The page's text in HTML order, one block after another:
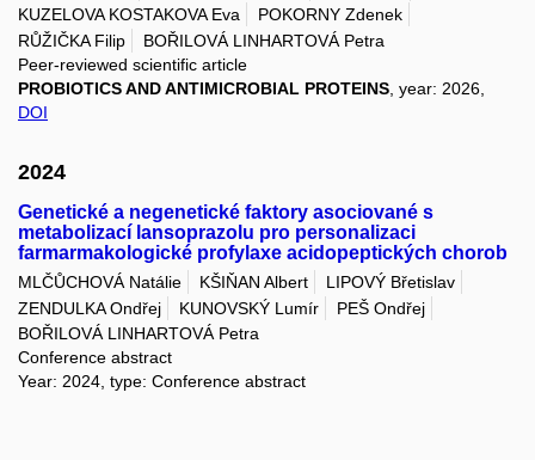
KUZELOVA KOSTAKOVA Eva
POKORNY Zdenek
RŮŽIČKA Filip
BOŘILOVÁ LINHARTOVÁ Petra
Peer-reviewed scientific article
PROBIOTICS AND ANTIMICROBIAL PROTEINS , year: 2026,
DOI
2024
Genetické a negenetické faktory asociované s
metabolizací lansoprazolu pro personalizaci
farmarmakologické profylaxe acidopeptických chorob
MLČŮCHOVÁ Natálie KŠIŇAN Albert
LIPOVÝ Břetislav
ZENDULKA Ondřej
KUNOVSKÝ Lumír
PEŠ Ondřej
BOŘILOVÁ LINHARTOVÁ Petra
Conference abstract
Year: 2024, type: Conference abstract